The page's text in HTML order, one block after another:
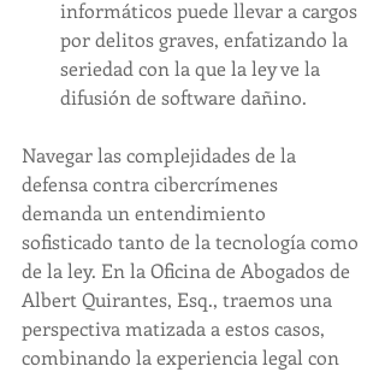
informáticos puede llevar a cargos
por delitos graves, enfatizando la
seriedad con la que la ley ve la
difusión de software dañino.
Navegar las complejidades de la
defensa contra cibercrímenes
demanda un entendimiento
sofisticado tanto de la tecnología como
de la ley. En la Oficina de Abogados de
Albert Quirantes, Esq., traemos una
perspectiva matizada a estos casos,
combinando la experiencia legal con